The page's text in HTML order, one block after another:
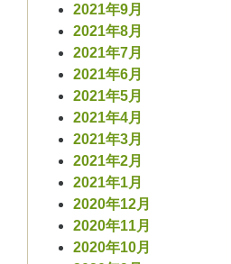
2021年9月
2021年8月
2021年7月
2021年6月
2021年5月
2021年4月
2021年3月
2021年2月
2021年1月
2020年12月
2020年11月
2020年10月